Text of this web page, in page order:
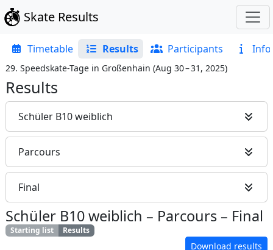
Skate Results
Timetable Results Participants Info
29. Speedskate-Tage in Großenhain (Aug 30 – 31, 2025)
Results
Schüler B10 weiblich
Parcours
Final
Schüler B10 weiblich – Parcours – Final
Starting list Results
Download results